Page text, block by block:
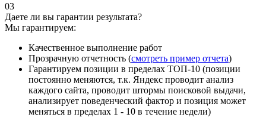
03
Даете ли вы гарантии результата?
Мы гарантируем:
Качественное выполнение работ
Прозрачную отчетность (смотреть пример отчета)
Гарантируем позиции в пределах ТОП-10 (позиции
постоянно меняются, т.к. Яндекс проводит анализ
каждого сайта, проводит штормы поисковой выдачи,
анализирует поведенческий фактор и позиция может
меняться в пределах 1 - 10 в течение недели)